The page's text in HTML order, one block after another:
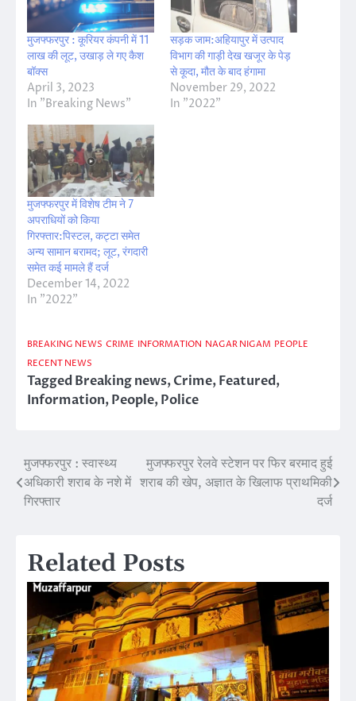
मुजफ्फरपुर : कूरियर कंपनी में 11
लाख की लूट, उखाड़ ले गए कैश
बॉक्स
April 3, 2023
In "Breaking News"
सड़क जाम:अहियापुर में उत्पाद
विभाग की गाड़ी देख खजूर के पेड़
से कूदा, मौत के बाद हंगामा
November 29, 2022
In "2022"
मुजफ्फरपुर में विशेष टीम ने 7
अपराधियों को किया
गिरफ्तार:पिस्टल, कट्टा समेत
अन्य सामान बरामद; लूट, रंगदारी
समेत कई मामले हैं दर्ज
December 14, 2022
In "2022"
BREAKING NEWS CRIME INFORMATION NAGAR NIGAM PEOPLE
RECENT NEWS
TaggedBreaking news,Crime,Featured,
Information,People,Police
Post
navigation
मुजफ्फरपुर : स्वास्थ्य
अधिकारी शराब के नशे में
गिरफ्तार
मुजफ्फरपुर रेलवे स्टेशन पर फिर बरमाद हुई
शराब की खेप, अज्ञात के खिलाफ प्राथमिकी
दर्ज
Related Posts